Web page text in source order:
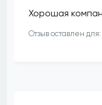
Хорошая
Отзыв оставлен для: